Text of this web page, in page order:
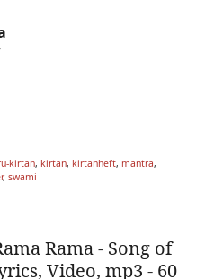
kirtan, kirtan, kirtanheft, mantra,
, swami
Rama - Song of
Video, mp3 - 60